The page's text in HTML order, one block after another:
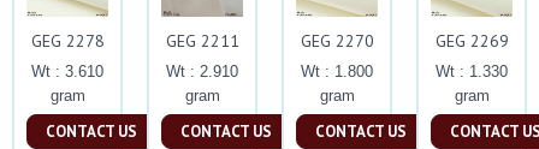
GEG 2278
Wt : 3.610
gram
CONTACT US
GEG 2211
Wt : 2.910
gram
CONTACT US
GEG 2270
Wt : 1.800
gram
CONTACT US
GEG 2269
Wt : 1.330
gram
CONTACT